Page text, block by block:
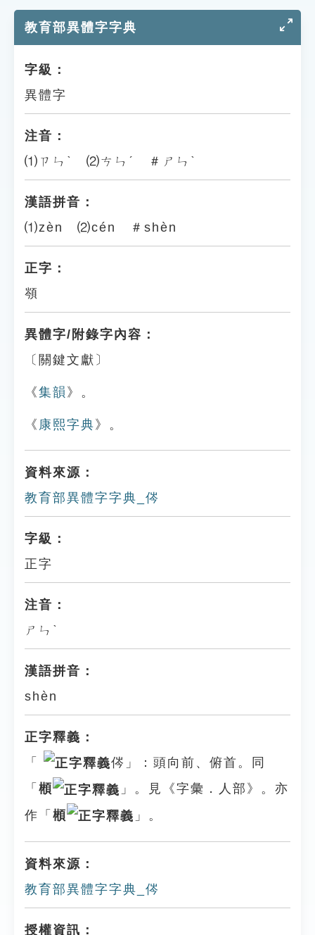
貓頭鷹博士
教育部異體字字典
字級：
異體字
注音：
⑴ㄗㄣˋ ⑵ㄘㄣˊ ＃ㄕㄣˋ
漢語拼音：
⑴zèn ⑵cén ＃shèn
正字：
䫈
異體字/附錄字內容：
〔關鍵文獻〕
《集韻 》。
《 康熙字典 》。
資料來源：
教育部異體字字典_侺
字級：
正字
注音：
ㄕㄣˋ
漢語拼音：
shèn
正字釋義：
「
侺」：頭向前、俯首。同
「 䫐
」。見《字彙．人部》。亦
作「 䫐 」。
資料來源：
教育部異體字字典_侺
授權資訊：